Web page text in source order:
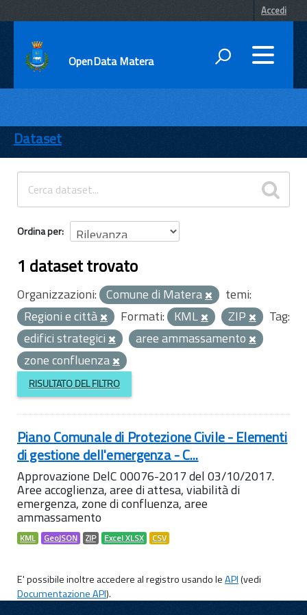
Accedi
OpenData Matera
ENTI
TEMI
INFORMAZIONI
Dataset
Ordina per
1 dataset trovato
Organizzazioni: Comune di Matera
temi:
Regioni e città
Formati: KML ZIP
Tag:
edifici strategici
aree ammassamento
zone confluenza
RISULTATO DEL FILTRO
Piano Comunale di Protezione Civile - Elementi
di gestione dell'emergenza - C...
Approvazione DelC 00076-2017 del 03/10/2017.
Aree accoglienza, aree di attesa, viabilità di
emergenza, zone di confluenza, aree
ammassamento
KML GeoJSON ZIP Excel XLSX CSV
E' possibile inoltre accedere al registro usando leAPI(vedi
Documentazione API).